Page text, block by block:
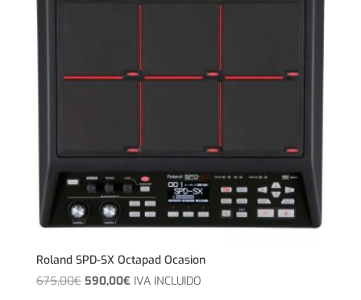
Roland SPD-SX Octapad Ocasion
675,00€ El
590,00€ElIVA INCLUIDO